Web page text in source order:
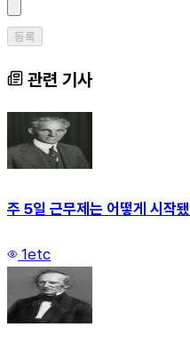
등록
관련 기사
주 5일 근무제는 어떻게 시작
1etc